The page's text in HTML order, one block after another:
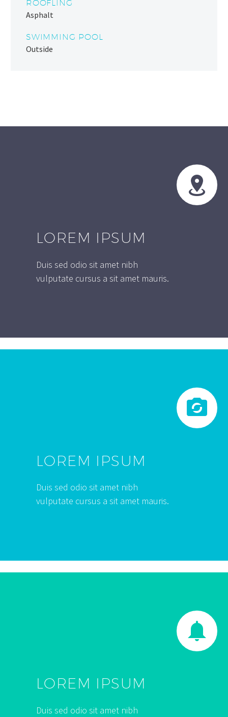
ROOFLING
Asphalt
SWIMMING POOL
Outside


LOREM IPSUM
Duis sed odio sit amet nibh
vulputate cursus a sit amet mauris.


LOREM IPSUM
Duis sed odio sit amet nibh
vulputate cursus a sit amet mauris.


LOREM IPSUM
Duis sed odio sit amet nibh